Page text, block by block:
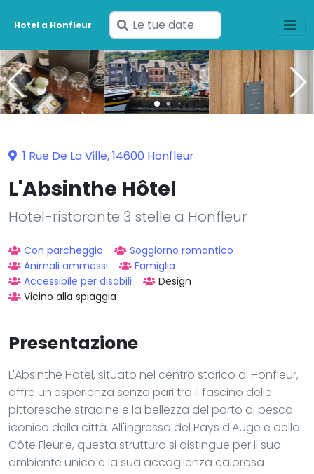
Hotel a Honfleur
Inserisci
le
tue
date
1 Rue De La Ville, 14600 Honfleur
L'Absinthe Hôtel
Hotel-ristorante 3 stelle a Honfleur
Con parcheggio
Soggiorno romantico
Animali ammessi
Famiglia
Accessibile per disabili
Design
Vicino alla spiaggia
Presentazione
L'Absinthe Hotel, situato nel centro storico di Honfleur,
offre un'esperienza senza pari tra il fascino delle
pittoresche stradine e la bellezza del porto di pesca
iconico della città. All'ingresso del Pays d'Auge e della
Côte Fleurie, questa struttura si distingue per il suo
ambiente unico e la sua accoglienza calorosa